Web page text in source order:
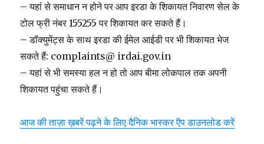
– यहां से समाधान न होने पर आप इरडा के शिकायत निवारण सेल के
टोल फ्री नंबर 155255 पर शिकायत कर सकते हैं।
– डॉक्युमेंट्स के साथ इरडा की ईमेल आईडी पर भी शिकायत भेज
सकते हैं: complaints@ irdai.gov.in
– यहां से भी समस्या हल न हो तो आप बीमा लोकपाल तक अपनी
शिकायत पहुंचा सकते हैं।
आज की ताज़ा ख़बरें पढ़ने के लिए दैनिक भास्कर ऍप डाउनलोड करें